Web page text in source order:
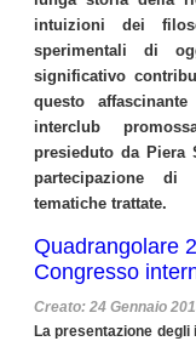
intuizioni dei
sperimentali di
significativo
questo
interclub
presieduto da Piera
partecipazione di
tematiche trattate.
Quadrangolare
Congresso
Creato: 24 Gennaio
La presentazione